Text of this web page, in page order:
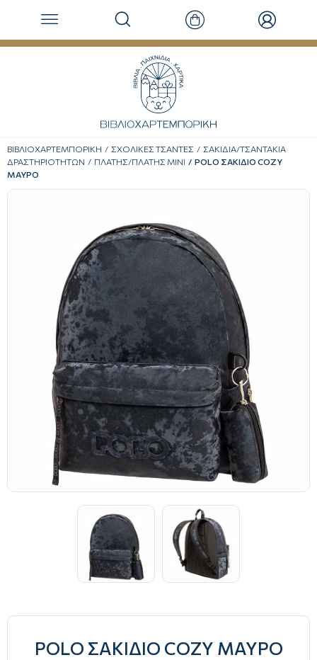
ΒΙΒΛΙΟΧΑΡΤΕΜΠΟΡΙΚΗ ΣΧΟΛΙΚΕΣ ΤΣΑΝΤΕΣ
ΣΑΚΙΔΙΑ/ΤΣΑΝΤΑΚΙΑ
ΔΡΑΣΤΗΡΙΟΤΗΤΩΝ
ΠΛΑΤΗΣ/ΠΛΑΤΗΣ ΜΙΝΙ
POLO ΣΑΚΙΔΙΟ COZY
ΜΑΥΡΟ
POLO ΣΑΚΙΔΙΟ COZY ΜΑΥΡΟ